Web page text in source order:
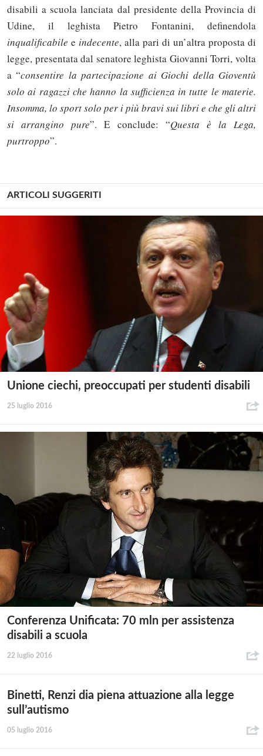
disabili a scuola lanciata dal presidente della Provincia di
Udine, il leghista Pietro Fontanini, definendola
inqualificabile e indecente, alla pari di un’altra proposta di
legge, presentata dal senatore leghista Giovanni Torri, volta
a “consentire la partecipazione ai Giochi della Gioventù
solo ai ragazzi che hanno la sufficienza in tutte le materie.
Insomma, lo sport solo per i più bravi sui libri e che gli altri
si arrangino pure”. E conclude: “Questa è la Lega,
purtroppo”.
ARTICOLI SUGGERITI
Unione ciechi, preoccupati per studenti disabili
25 luglio 2016
Conferenza Unificata: 70 mln per assistenza
disabili a scuola
22 luglio 2016
Binetti, Renzi dia piena attuazione alla legge
sull’autismo
05 luglio 2016